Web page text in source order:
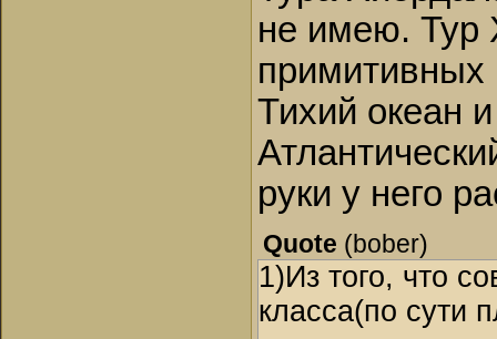
торговых
не имею. Тур
примитивных
Тихий океан
руки у него
Quote (bober)
1)Из того, что
класса(по сути